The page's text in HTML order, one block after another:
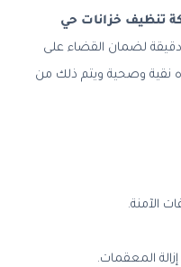
تنظيف خزانات حي
لضمان القضاء على
نقية وصحية ويتم ذلك من
الآمنة.
المعقمات.